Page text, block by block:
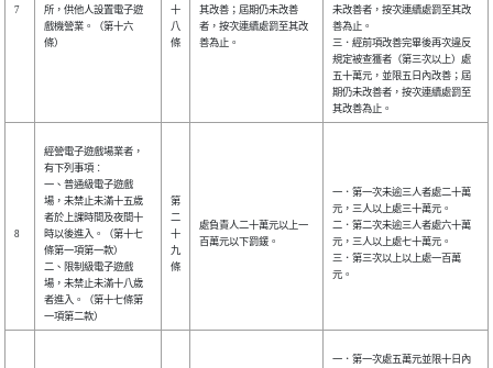
7
所，供他人設置電子遊
戲機營業。（第十六
條）
十
八
條
其改善；屆期仍未改善
者，按次連續處罰至其改
善為止。
未改善者，按次連續處罰至其改
善為止。
三．經前項改善完畢後再次違反
規定被查獲者（第三次以上）處
五十萬元，並限五日內改善；屆
期仍未改善者，按次連續處罰至
其改善為止。
8
經營電子遊戲場業者，
有下列事項︰
一、普通級電子遊戲
場，未禁止未滿十五歲
者於上課時間及夜間十
時以後進入。（第十七
條第一項第一款）
二、限制級電子遊戲
場，未禁止未滿十八歲
者進入。（第十七條第
一項第二款）
第
二
十
九
條
處負責人二十萬元以上一
百萬元以下罰鍰。
一．第一次未逾三人者處二十萬
元，三人以上處三十萬元。
二．第二次未逾三人者處六十萬
元，三人以上處七十萬元。
三．第三次以上以上處一百萬
元。
一．第一次處五萬元並限十日內